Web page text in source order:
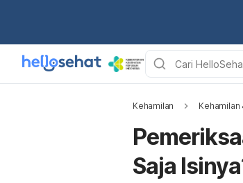
Kehamilan Kehamilan
Saja